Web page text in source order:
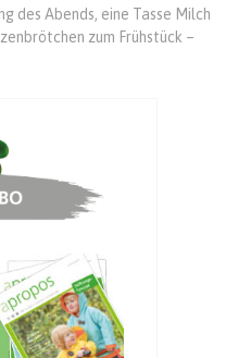
des Abends, eine Tasse Milch
zum Frühstück –